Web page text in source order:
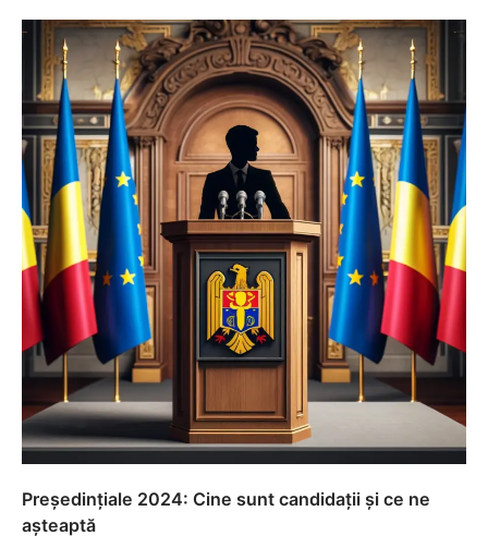
Președințiale 2024: Cine sunt candidații și ce ne
așteaptă